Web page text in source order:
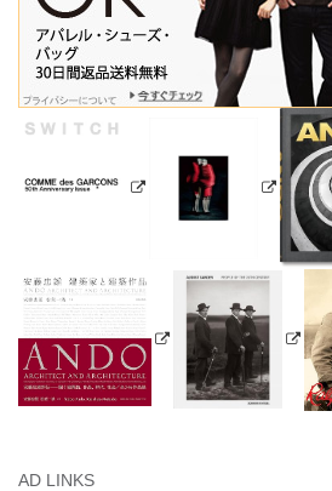
AD LINKS